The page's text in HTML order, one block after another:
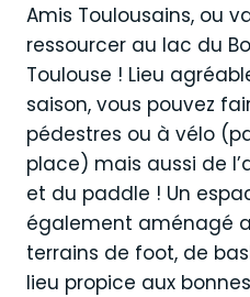
Amis Toulousains, ou
ressourcer au lac du
Toulouse ! Lieu
saison, vous pouvez
pédestres ou à vélo
place) mais aussi de
et du paddle ! Un
également aménagé
terrains de foot, de
lieu propice aux